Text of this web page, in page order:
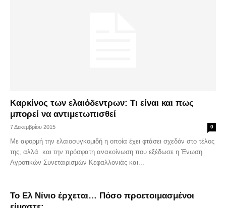
Καρκίνος των ελαιόδεντρων: Τι είναι και πως
μπορεί να αντιμετωπισθεί
7 Δεκεμβρίου 2015 0
Με αφορμή την ελαιοσυγκομιδή η οποία έχει φτάσει σχεδόν στο τέλος
της, αλλά και την πρόσφατη ανακοίνωση που εξέδωσε η Ένωση
Αγροτικών Συνεταιρισμών Κεφαλλονιάς και...
Το Ελ Νίνιο έρχεται… Πόσο προετοιμασμένοι